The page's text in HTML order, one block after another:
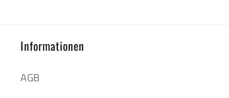
Informationen
AGB